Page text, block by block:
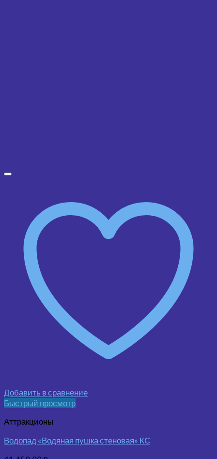
Добавить в сравнение
Быстрый просмотр
Аттракционы
Водопад «Водяная пушка стеновая» КС